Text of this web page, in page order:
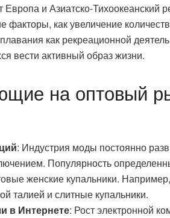
Европа и Азиатско-Тихоокеанский
факторы, как увеличение
как рекреационной
вести активный образ жизни.
на оптовый
: Индустрия моды постоянно
Популярность
женские купальники.
талией и слитные купальники.
в Интернете: Рост электронной